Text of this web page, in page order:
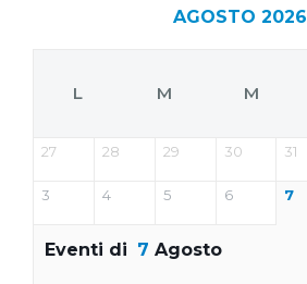
AGOSTO 2026
L M M
27 28 29 30 31
3 4 5 6 7
Eventi di 7 Agosto